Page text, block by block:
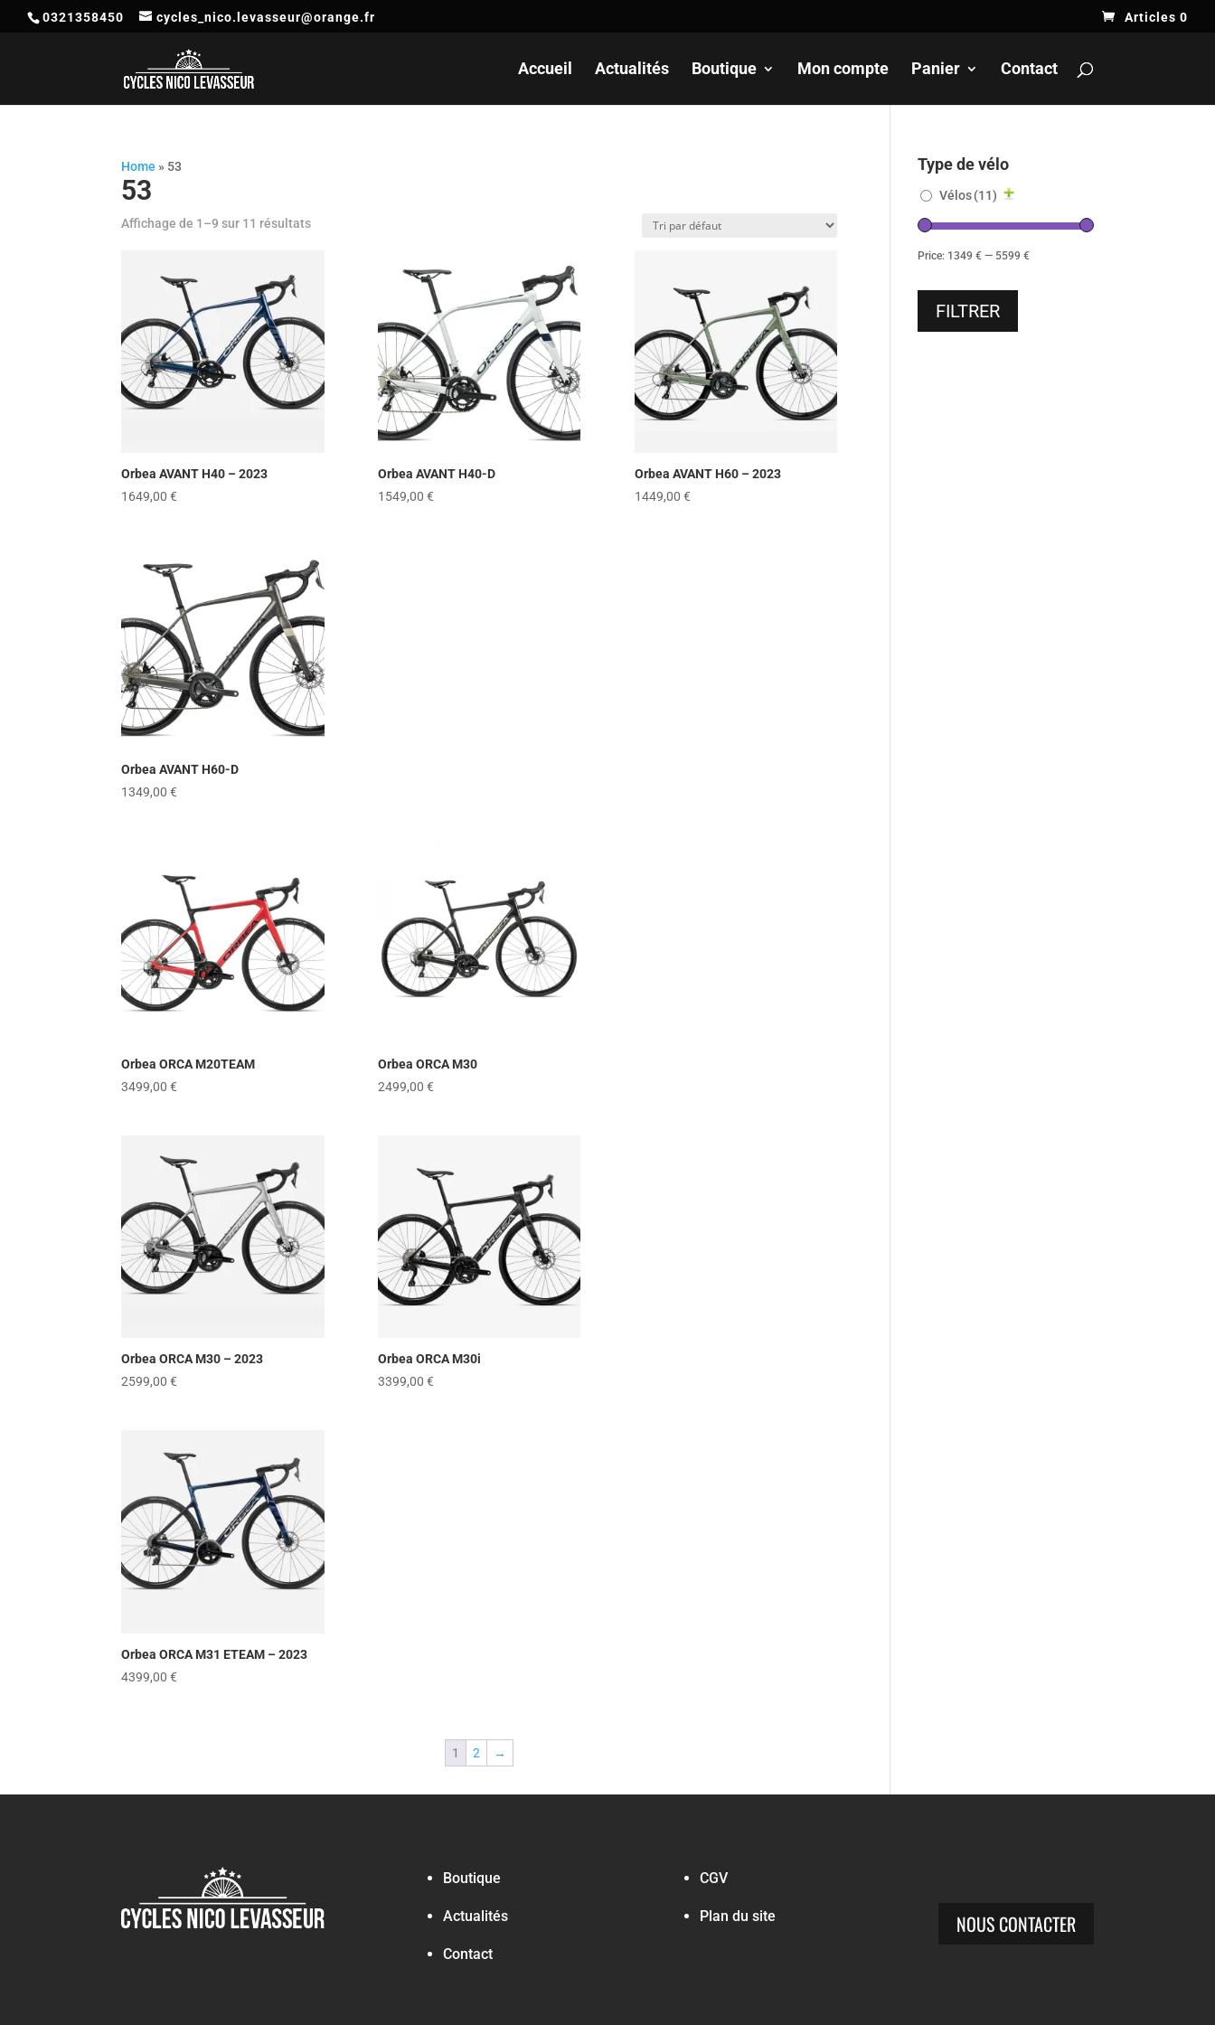
0321358450 cycles_nico.levasseur@orange.fr Articles 0
Accueil Actualités Boutique Mon compte Panier Contact
produits
Home » 53
53
Affichage de 1–9 sur 11 résultats
Orbea AVANT H40 – 2023
1649,00€
Orbea AVANT H40-D
1549,00 €
Orbea AVANT H60 – 2023
1449,00 €
Orbea AVANT H60-D
1349,00€
Orbea ORCA M20TEAM
3499,00€
Orbea ORCA M30
2499,00 €
Orbea ORCA M30 – 2023
2599,00€
Orbea ORCA M30i
3399,00 €
Orbea ORCA M31 ETEAM – 2023
4399,00€
1 2 →
Type de vélo
Vélos(11)
Price: 1349 € — 5599 €
FILTRER
Boutique
Actualités
Contact
CGV
Plan du site NOUS CONTACTER